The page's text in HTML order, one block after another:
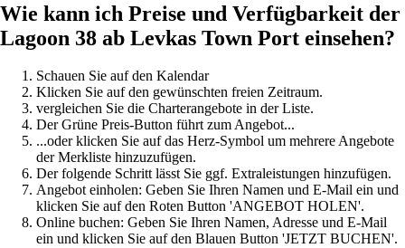
Wie kann ich Preise und Verfügbarkeit der
Lagoon 38 ab Levkas Town Port einsehen?
Schauen Sie auf den Kalendar
Klicken Sie auf den gewünschten freien Zeitraum.
vergleichen Sie die Charterangebote in der Liste.
Der Grüne Preis-Button führt zum Angebot...
...oder klicken Sie auf das Herz-Symbol um mehrere Angebote
der Merkliste hinzuzufügen.
Der folgende Schritt lässt Sie ggf. Extraleistungen hinzufügen.
Angebot einholen: Geben Sie Ihren Namen und E-Mail ein und
klicken Sie auf den Roten Button 'ANGEBOT HOLEN'.
Online buchen: Geben Sie Ihren Namen, Adresse und E-Mail
ein und klicken Sie auf den Blauen Button 'JETZT BUCHEN'.